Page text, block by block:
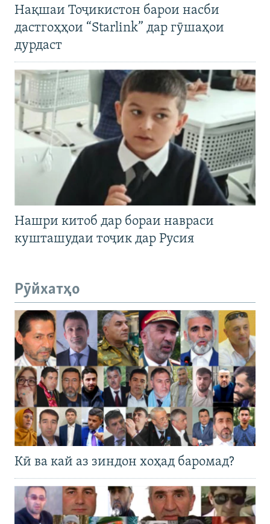
Нақшаи Тоҷикистон барои насби
дастгоҳҳои “Starlink” дар гӯшаҳои
дурдаст
Нашри китоб дар бораи навраси
кушташудаи тоҷик дар Русия
Рӯйхатҳо
Кӣ ва кай аз зиндон хоҳад баромад?